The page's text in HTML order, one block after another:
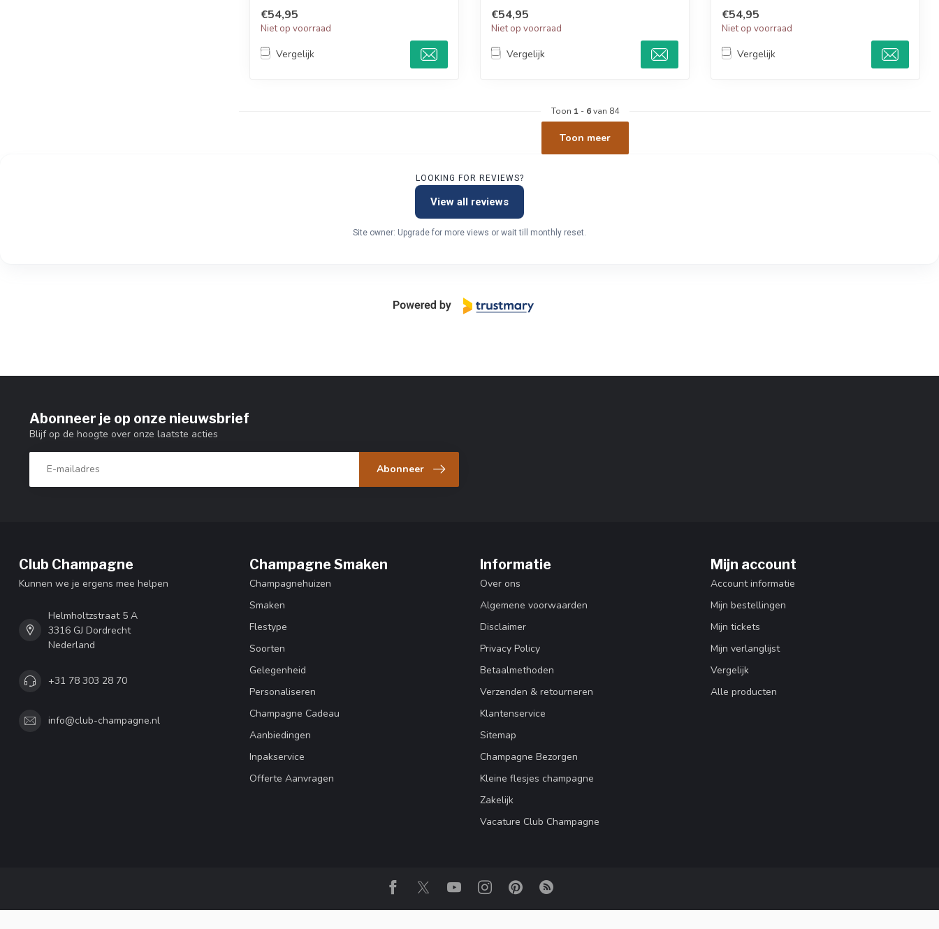
€54,95
Niet op voorraad
Vergelijk
€54,95
Niet op voorraad
Vergelijk
€54,95
Niet op voorraad
Vergelijk
Toon 1- 6van 84
Toon meer
LOOKING FOR REVIEWS?
View all reviews
Site owner: Upgrade for more views or wait till monthly reset.
Abonneer je op onze nieuwsbrief
Blijf op de hoogte over onze laatste acties
Abonneer
Club Champagne
Kunnen we je ergens mee helpen
Helmholtzstraat 5 A
3316 GJ Dordrecht
Nederland
+31 78 303 28 70
info@club-champagne.nl
Champagne Smaken
Champagnehuizen
Smaken
Flestype
Soorten
Gelegenheid
Personaliseren
Champagne Cadeau
Aanbiedingen
Inpakservice
Offerte Aanvragen
Informatie
Over ons
Algemene voorwaarden
Disclaimer
Privacy Policy
Betaalmethoden
Verzenden & retourneren
Klantenservice
Sitemap
Champagne Bezorgen
Kleine flesjes champagne
Zakelijk
Vacature Club Champagne
Mijn account
Account informatie
Mijn bestellingen
Mijn tickets
Mijn verlanglijst
Vergelijk
Alle producten